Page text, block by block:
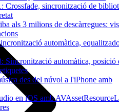
Crossfade, sincronització de
als 3 milions de descàrregues:
automàtica,
Sincronització automàtica, posició
des del núvol a l'iPhone amb
en iOS amb